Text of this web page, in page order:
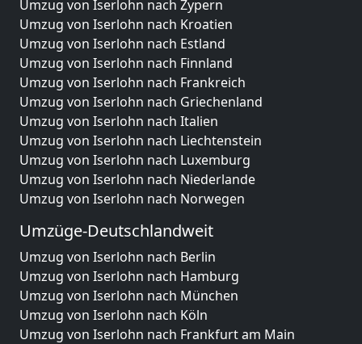
Umzug von Iserlohn nach Zypern
Umzug von Iserlohn nach Kroatien
Umzug von Iserlohn nach Estland
Umzug von Iserlohn nach Finnland
Umzug von Iserlohn nach Frankreich
Umzug von Iserlohn nach Griechenland
Umzug von Iserlohn nach Italien
Umzug von Iserlohn nach Liechtenstein
Umzug von Iserlohn nach Luxemburg
Umzug von Iserlohn nach Niederlande
Umzug von Iserlohn nach Norwegen
Umzüge-Deutschlandweit
Umzug von Iserlohn nach Berlin
Umzug von Iserlohn nach Hamburg
Umzug von Iserlohn nach München
Umzug von Iserlohn nach Köln
Umzug von Iserlohn nach Frankfurt am Main